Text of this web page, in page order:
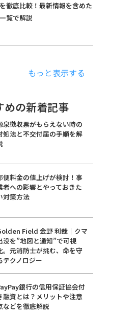
を徹底比較！最新情報を含めた
一覧で解説
もっと表示する
めの新着記事
泉徴収票がもらえない時の
処法と不交付届の手順を解
便料金の値上げが検討！事
者への影響とやっておきた
対策方法
Field 金野 利哉｜クマ
没を”地図と通知”で可視
。元消防士が挑む、命を守
テクノロジー
銀行の信用保証協会付
融資とは？メリットや注意
などを徹底解説